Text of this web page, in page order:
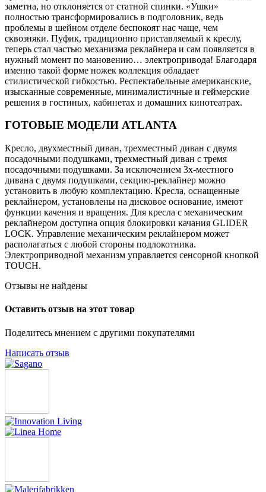
заметна, но отклоняется от статной спинки. «Ушки»
полностью трансформировались в подголовник, ведь
проблемы в шейном отделе беспокоят нас чаще, чем
сквозняки. Пуфик, традиционно приставляемый к креслу,
теперь стал частью механизма реклайнера и сам появляется в
нужный момент по мановению… электропривода! Благодаря
именно такой форме ножек коллекция обладает
стилистической гибкостью. Респектабельные американские,
изысканные современные, минималистичные и геймерские
решения в гостиных, кабинетах и домашних кинотеатрах.
ГОТОВЫЕ МОДЕЛИ ATLANTA
Кресло, двухместный диван, трехместный диван с двумя
посадочными подушками, трехместный диван с тремя
посадочными подушками. За исключением 3х-местного
дивана с двумя подушками, секцию-реклайнер можно
установить в любую комплектацию. Кресла, оснащенные
реклайнером, установлены на дисковое основание, имеют
функции качения и вращения. Для кресла с механическим
реклайнером доступна опция блокировки качания GLIDER
LOCK. Управление механическим реклайнером может
располагаться с любой стороны подлокотника.
Электроприводной механизм управляется сенсорной кнопкой
TOUCH.
Отзывы не найдены
Оставить отзыв на этот товар
Поделитесь мнением с другими покупателями
Написать отзыв